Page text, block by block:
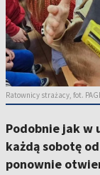
Ratownicy strażacy, fot.
Podobnie jak w
każdą sobotę
ponownie